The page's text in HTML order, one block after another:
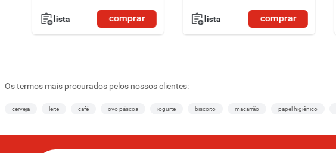
lista comprar lista comprar
Os termos mais procurados pelos nossos clientes:
cerveja leite café ovo páscoa iogurte biscoito macarrão papel higiênico